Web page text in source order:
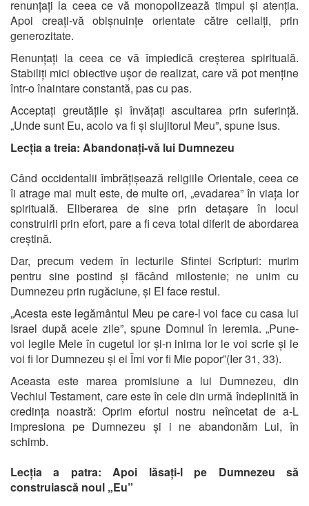
renunțați la ceea ce vă monopolizează timpul și atenția.
Apoi creați-vă obișnuințe orientate către ceilalți, prin
generozitate.
Renunțați la ceea ce vă împiedică creșterea spirituală.
Stabiliți mici obiective ușor de realizat, care vă pot menține
într-o înaintare constantă, pas cu pas.
Acceptați greutățile și învățați ascultarea prin suferință.
„Unde sunt Eu, acolo va fi și slujitorul Meu”, spune Isus.
Lecția a treia: Abandonați-vă lui Dumnezeu
Când occidentalii îmbrățișează religiile Orientale, ceea ce
îi atrage mai mult este, de multe ori, „evadarea” în viața lor
spirituală. Eliberarea de sine prin detașare în locul
construirii prin efort, pare a fi ceva total diferit de abordarea
creștină.
Dar, precum vedem în lecturile Sfintei Scripturi: murim
pentru sine postind și făcând milostenie; ne unim cu
Dumnezeu prin rugăciune, și El face restul.
„Acesta este legământul Meu pe care-l voi face cu casa lui
Israel după acele zile”, spune Domnul în Ieremia. „Pune-
voi legile Mele în cugetul lor și-n inima lor le voi scrie și le
voi fi lor Dumnezeu și ei Îmi vor fi Mie popor”(Ier 31, 33).
Aceasta este marea promisiune a lui Dumnezeu, din
Vechiul Testament, care este în cele din urmă îndeplinită în
credința noastră: Oprim efortul nostru neîncetat de a-L
impresiona pe Dumnezeu și i ne abandonăm Lui, în
schimb.
Lecția a patra: Apoi lăsați-l pe Dumnezeu să
construiască noul „Eu”